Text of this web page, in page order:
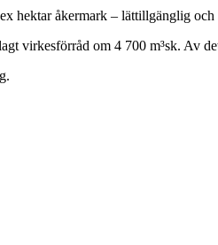
hektar åkermark – lättillgänglig
virkesförråd om 4 700 m³sk. Av